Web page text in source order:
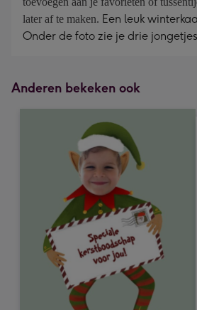
later af te maken. Een leuk
Onder de foto zie je drie
Anderen bekeken ook